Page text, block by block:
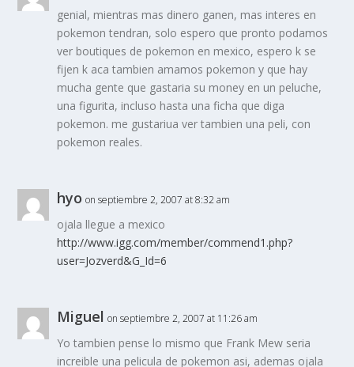
genial, mientras mas dinero ganen, mas interes en
pokemon tendran, solo espero que pronto podamos
ver boutiques de pokemon en mexico, espero k se
fijen k aca tambien amamos pokemon y que hay
mucha gente que gastaria su money en un peluche,
una figurita, incluso hasta una ficha que diga
pokemon. me gustariua ver tambien una peli, con
pokemon reales.
hyo on septiembre 2, 2007 at 8:32 am
ojala llegue a mexico
http://www.igg.com/member/commend1.php?
user=Jozverd&G_Id=6
Miguel on septiembre 2, 2007 at 11:26 am
Yo tambien pense lo mismo que Frank Mew seria
increible una pelicula de pokemon asi, ademas ojala